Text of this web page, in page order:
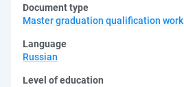
Document type
Master graduation qualification work
Language
Russian
Level of education